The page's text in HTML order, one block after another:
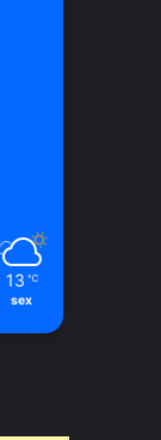
13 ℃
sex